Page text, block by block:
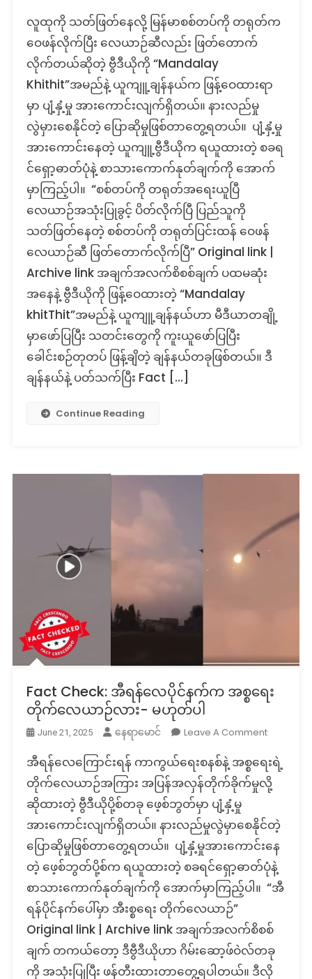
Check:
နေ
မြန်မာ
စစ်တပ်
ကို
တရုတ်
တောက်
ဆို
သတင်း
လူထုကို သတ်ဖြတ်နေလို့ မြန်မာစစ်တပ်ကို တရုတ်က
ဝေဖန်လိုက်ပြီး လေယာဉ်ဆီလည်း ဖြတ်တောက်
လိုက်တယ်ဆိုတဲ့ ဗွီဒီယိုကို “Mandalay
Khithit”အမည်နဲ့ ယူကျူ့ချန်နယ်က ဖြန့်ဝေထားရာ
မှာ ပျံ့နှံ့မှု အားကောင်းလျက်ရှိတယ်။ နားလည်မှု
လွဲမှားစေနိုင်တဲ့ ပြောဆိုမှုဖြစ်တာတွေ့ရတယ်။ ပျံ့နှံ့မှု
အားကောင်းနေတဲ့ ယူကျူ့ဗွီဒီယိုက ရယူထားတဲ့ စခရ
င်ရှော့ဓာတ်ပုံနဲ့ စာသားကောက်နုတ်ချက်ကို အောက်
မှာကြည့်ပါ။ “စစ်တပ်ကို တရုတ်အရေးယူပြီ
လေယာဉ်အသုံးပြုခွင့် ပိတ်လိုက်ပြီ ပြည်သူကို
သတ်ဖြတ်နေတဲ့ စစ်တပ်ကို တရုတ်ပြင်းထန် ဝေဖန်
လေယာဉ်ဆီ ဖြတ်တောက်လိုက်ပြီ” Original link |
Archive link အချက်အလက်စိစစ်ချက် ပထမဆုံး
အနေနဲ့ ဗွီဒီယိုကို ဖြန့်ဝေထားတဲ့ “Mandalay
khitThit”အမည်နဲ့ ယူကျူ့ချန်နယ်ဟာ မီဒီယာတချို့
မှာဖော်ပြပြီး သတင်းတွေကို ကူးယူ‌ဖော်ပြပြီး
ခေါင်းစဉ်တုတပ် ဖြန့်ချိတဲ့ ချန်နယ်တခုဖြစ်တယ်။ ဒီ
ချန်နယ်နဲ့ ပတ်သက်ပြီး Fact […]
Continue Reading
Fact Check: အီရန်လေပိုင်နက်က အစ္စရေး
တိုက်လေယာဉ်လား- မဟုတ်ပါ
June 21, 2025 နေရာမောင် Leave A CommentOn
Check:
အီ
ရန်
ပိုင်နက်
က
အစ္စရေး
တိုက်လေယ
လား-
ပါ
အီရန်လေကြောင်းရန် ကာကွယ်ရေးစနစ်နဲ့ အစ္စရေးရဲ့
တိုက်လေယာဉ်အကြား အပြန်အလှန်တိုက်ခိုက်မှုလို့
ဆိုထားတဲ့ ဗွီဒီယိုပို့စ်တခု ဖေ့စ်ဘွတ်မှာ ပျံ့နှံ့မှု
အားကောင်းလျက်ရှိတယ်။ နားလည်မှုလွဲမှာစေနိုင်တဲ့
ပြောဆိုမှုဖြစ်တာတွေ့ရတယ်။ ပျံ့နှံ့မှုအားကောင်းနေ
တဲ့ ဖေ့စ်ဘွတ်ပို့စ်က ရယူထားတဲ့ စခရင်ရှော့ဓာတ်ပုံနဲ့
စာသားကောက်နုတ်ချက်ကို အောက်မှာကြည့်ပါ။ “အီ
ရန်ပိုင်နက်ပေါ်မှာ အီးစ္စရေး တိုက်လေယာဉ်”
Original link | Archive link အချက်အလက်စိစစ်
ချက် တကယ်တော့ ဒီဗွီဒီယိုဟာ ဂိမ်းဆော့ဖ်ဝဲလ်တခု
ကို အသုံးပြုပြီး ဖန်တီးထားတာတွေ့ရပါတယ်။ ဒီလို